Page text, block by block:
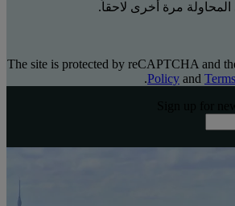
مرة أخرى لاحقاً.
The site is protected by reCAPTCHA and
Policy and